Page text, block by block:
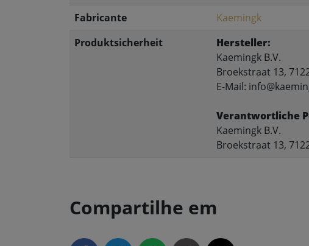
Fabricante
Kaemingk
Produktsicherheit
Hersteller:
Kaemingk B.V.
Broekstraat 13,
E-Mail:
Verantwortliche
Kaemingk B.V.
Broekstraat 13,
Compartilhe em